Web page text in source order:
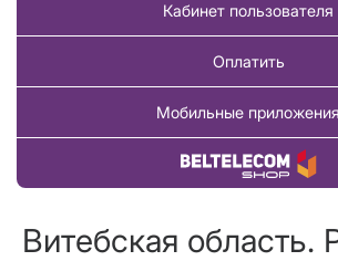
Кабинет пользователя
Оплатить
Мобильные приложения
Купить товар
Витебская область.